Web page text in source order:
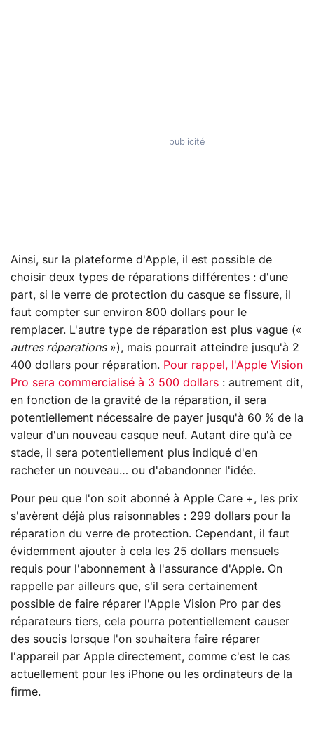
Ainsi, sur la plateforme d'Apple, il est possible de
choisir deux types de réparations différentes : d'une
part, si le verre de protection du casque se fissure, il
faut compter sur environ 800 dollars pour le
remplacer. L'autre type de réparation est plus vague («
autres réparations»), mais pourrait atteindre jusqu'à 2
400 dollars pour réparation. Pour rappel, l'Apple Vision
Pro sera commercialisé à 3 500 dollars : autrement dit,
en fonction de la gravité de la réparation, il sera
potentiellement nécessaire de payer jusqu'à 60 % de la
valeur d'un nouveau casque neuf. Autant dire qu'à ce
stade, il sera potentiellement plus indiqué d'en
racheter un nouveau… ou d'abandonner l'idée.
Pour peu que l'on soit abonné à Apple Care +, les prix
s'avèrent déjà plus raisonnables : 299 dollars pour la
réparation du verre de protection. Cependant, il faut
évidemment ajouter à cela les 25 dollars mensuels
requis pour l'abonnement à l'assurance d'Apple. On
rappelle par ailleurs que, s'il sera certainement
possible de faire réparer l'Apple Vision Pro par des
réparateurs tiers, cela pourra potentiellement causer
des soucis lorsque l'on souhaitera faire réparer
l'appareil par Apple directement, comme c'est le cas
actuellement pour les iPhone ou les ordinateurs de la
firme.